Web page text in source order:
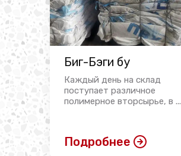
Биг-Бэги бу
Каждый день на склад
поступает различное
полимерное вторсырье, в ...
Подробнее